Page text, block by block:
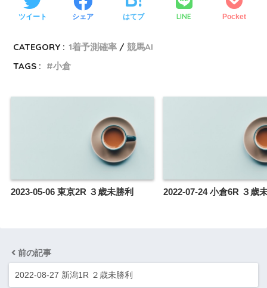
ツイート シェア はてブ LINE Pocket
CATEGORY : 1着予測確率
競馬AI
TAGS :
小倉
2023-05-06 東京2R ３歳未勝利 2022-07-24 小倉6R ３歳
前の記事
2022-08-27 新潟1R ２歳未勝利